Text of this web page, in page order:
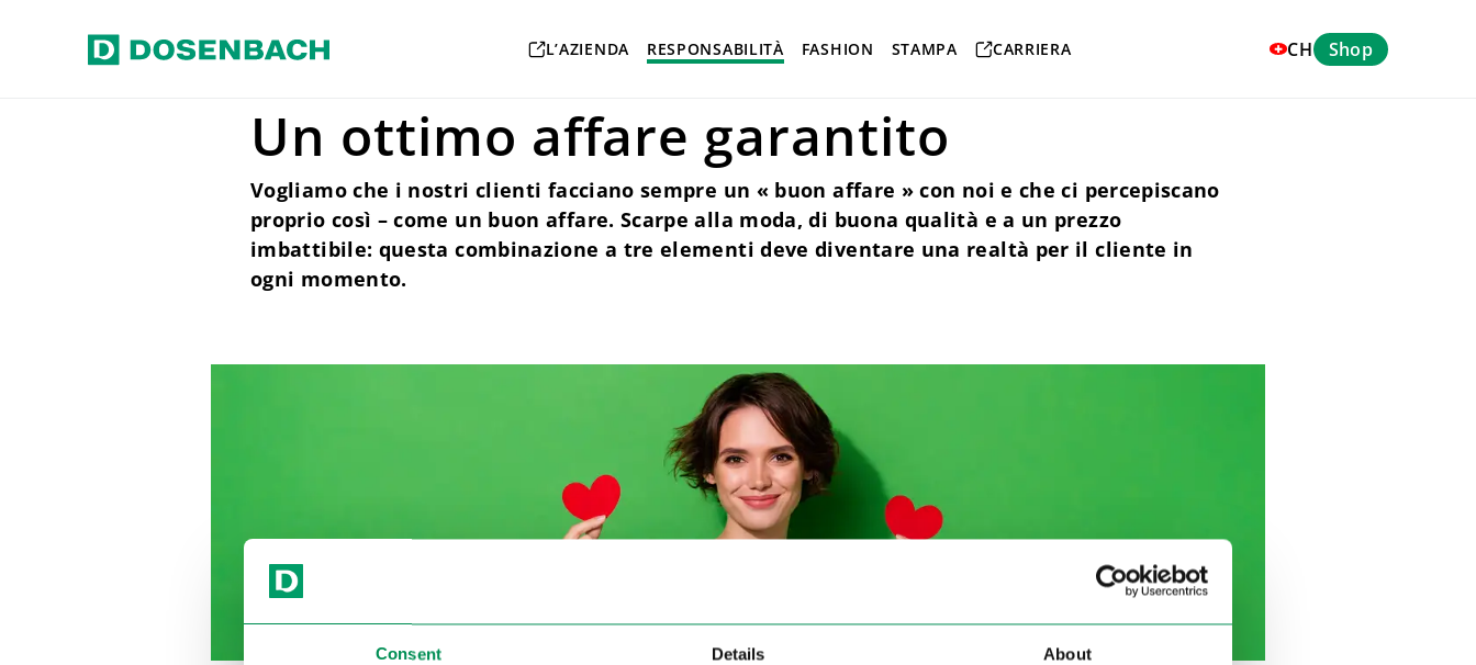
Consent Details About
Vai al contenuto principale CH Shop
L’AZIENDA RESPONSABILITÀ FASHION STAMPA CARRIERA
Home Responsabilità Qualità e sicurezza Garanzia
Un ottimo affare garantito
Vogliamo che i nostri clienti facciano sempre un « buon affare » con noi e che ci percepiscano
proprio così – come un buon affare. Scarpe alla moda, di buona qualità e a un prezzo
imbattibile: questa combinazione a tre elementi deve diventare una realtà per il cliente in
ogni momento.